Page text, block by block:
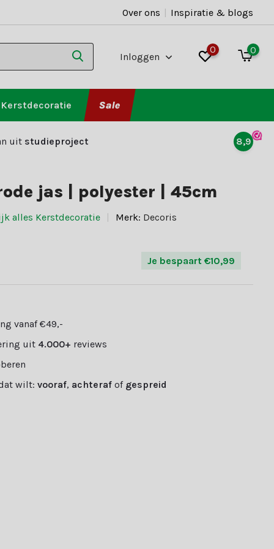
Over ons | Inspiratie & blogs
Inloggen
0 0
Kerstdecoratie Sale
uit studieproject 8,9
jas | polyester | 45cm
alles Kerstdecoratie Merk: Decoris
Je bespaart €10,99
vanaf €49,-
uit 4.000+ reviews
wilt:vooraf, achteraf of gespreid